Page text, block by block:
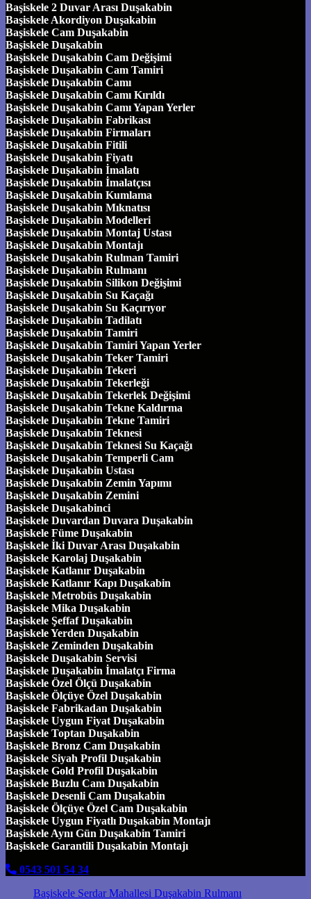
Başiskele 2 Duvar Arası Duşakabin
Başiskele Akordiyon Duşakabin
Başiskele Cam Duşakabin
Başiskele Duşakabin
Başiskele Duşakabin Cam Değişimi
Başiskele Duşakabin Cam Tamiri
Başiskele Duşakabin Camı
Başiskele Duşakabin Camı Kırıldı
Başiskele Duşakabin Camı Yapan Yerler
Başiskele Duşakabin Fabrikası
Başiskele Duşakabin Firmaları
Başiskele Duşakabin Fitili
Başiskele Duşakabin Fiyatı
Başiskele Duşakabin İmalatı
Başiskele Duşakabin İmalatçısı
Başiskele Duşakabin Kumlama
Başiskele Duşakabin Mıknatısı
Başiskele Duşakabin Modelleri
Başiskele Duşakabin Montaj Ustası
Başiskele Duşakabin Montajı
Başiskele Duşakabin Rulman Tamiri
Başiskele Duşakabin Rulmanı
Başiskele Duşakabin Silikon Değişimi
Başiskele Duşakabin Su Kaçağı
Başiskele Duşakabin Su Kaçırıyor
Başiskele Duşakabin Tadilatı
Başiskele Duşakabin Tamiri
Başiskele Duşakabin Tamiri Yapan Yerler
Başiskele Duşakabin Teker Tamiri
Başiskele Duşakabin Tekeri
Başiskele Duşakabin Tekerleği
Başiskele Duşakabin Tekerlek Değişimi
Başiskele Duşakabin Tekne Kaldırma
Başiskele Duşakabin Tekne Tamiri
Başiskele Duşakabin Teknesi
Başiskele Duşakabin Teknesi Su Kaçağı
Başiskele Duşakabin Temperli Cam
Başiskele Duşakabin Ustası
Başiskele Duşakabin Zemin Yapımı
Başiskele Duşakabin Zemini
Başiskele Duşakabinci
Başiskele Duvardan Duvara Duşakabin
Başiskele Füme Duşakabin
Başiskele İki Duvar Arası Duşakabin
Başiskele Karolaj Duşakabin
Başiskele Katlanır Duşakabin
Başiskele Katlanır Kapı Duşakabin
Başiskele Metrobüs Duşakabin
Başiskele Mika Duşakabin
Başiskele Şeffaf Duşakabin
Başiskele Yerden Duşakabin
Başiskele Zeminden Duşakabin
Başiskele Duşakabin Servisi
Başiskele Duşakabin İmalatçı Firma
Başiskele Özel Ölçü Duşakabin
Başiskele Ölçüye Özel Duşakabin
Başiskele Fabrikadan Duşakabin
Başiskele Uygun Fiyat Duşakabin
Başiskele Toptan Duşakabin
Başiskele Bronz Cam Duşakabin
Başiskele Siyah Profil Duşakabin
Başiskele Gold Profil Duşakabin
Başiskele Buzlu Cam Duşakabin
Başiskele Desenli Cam Duşakabin
Başiskele Ölçüye Özel Cam Duşakabin
Başiskele Uygun Fiyatlı Duşakabin Montajı
Başiskele Aynı Gün Duşakabin Tamiri
Başiskele Garantili Duşakabin Montajı
0543 501 54 34
Başiskele Serdar Mahallesi Duşakabin Rulmanı